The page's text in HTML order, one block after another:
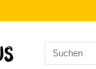
Search
for: